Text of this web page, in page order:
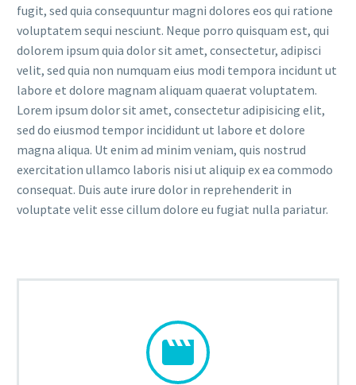
fugit, sed quia consequuntur magni dolores eos qui ratione
voluptatem sequi nesciunt. Neque porro quisquam est, qui
dolorem ipsum quia dolor sit amet, consectetur, adipisci
velit, sed quia non numquam eius modi tempora incidunt ut
labore et dolore magnam aliquam quaerat voluptatem.
Lorem ipsum dolor sit amet, consectetur adipisicing elit,
sed do eiusmod tempor incididunt ut labore et dolore
magna aliqua. Ut enim ad minim veniam, quis nostrud
exercitation ullamco laboris nisi ut aliquip ex ea commodo
consequat. Duis aute irure dolor in reprehenderit in
voluptate velit esse cillum dolore eu fugiat nulla pariatur.

